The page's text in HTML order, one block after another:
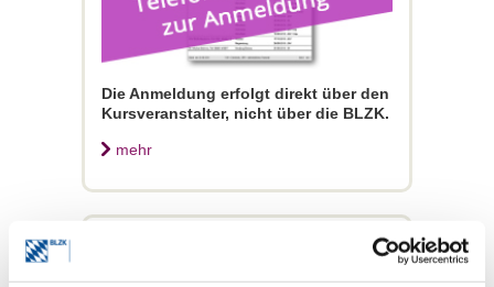
Die Anmeldung erfolgt direkt über den
Kursveranstalter, nicht über die BLZK.
mehr